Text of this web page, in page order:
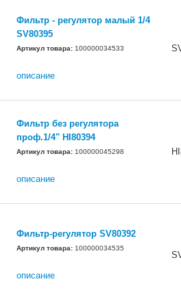
Фильтр - регулятор малый 1/4
SV80395
Артикул товара: 100000034533
описание
Фильтр без регулятора
проф.1/4" HI80394
Артикул товара: 100000045298
описание
Фильтр-регулятор SV80392
Артикул товара: 100000034535
описание